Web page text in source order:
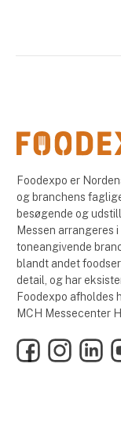
Foodexpo er
og branchens
besøgende og
Messen arrangeres
toneangivende
blandt andet
detail, og har
Foodexpo afholdes
MCH Messecenter
FacebookInstagram